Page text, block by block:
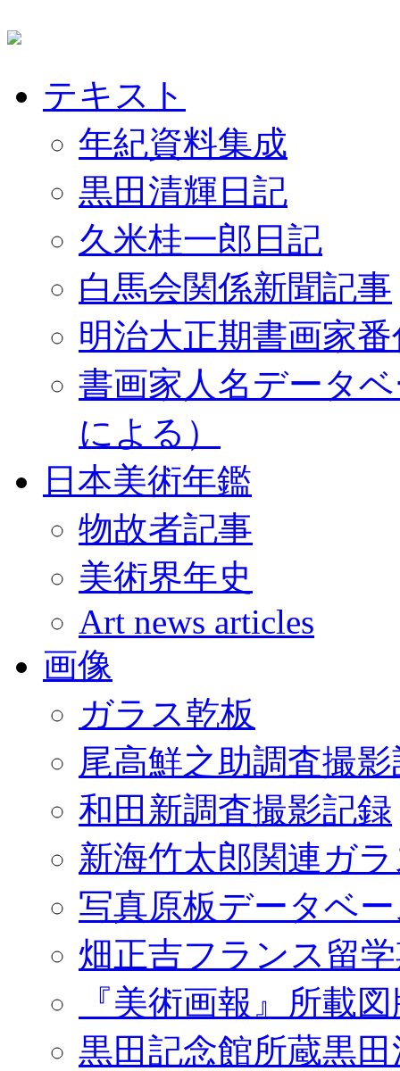
テキスト
年紀資料集成
黒田清輝日記
久米桂一郎日記
白馬会関係新聞記事
明治大正期書画家
書画家人名データ
による）
日本美術年鑑
物故者記事
美術界年史
Art news articles
画像
ガラス乾板
尾高鮮之助調査撮
和田新調査撮影記録
新海竹太郎関連ガ
写真原板データベ
畑正吉フランス留
『美術画報』所載
黒田記念館所蔵黒